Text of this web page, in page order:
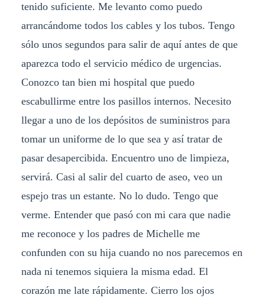
tenido suficiente. Me levanto como puedo
arrancándome todos los cables y los tubos. Tengo
sólo unos segundos para salir de aquí antes de que
aparezca todo el servicio médico de urgencias.
Conozco tan bien mi hospital que puedo
escabullirme entre los pasillos internos. Necesito
llegar a uno de los depósitos de suministros para
tomar un uniforme de lo que sea y así tratar de
pasar desapercibida. Encuentro uno de limpieza,
servirá. Casi al salir del cuarto de aseo, veo un
espejo tras un estante. No lo dudo. Tengo que
verme. Entender que pasó con mi cara que nadie
me reconoce y los padres de Michelle me
confunden con su hija cuando no nos parecemos en
nada ni tenemos siquiera la misma edad. El
corazón me late rápidamente. Cierro los ojos